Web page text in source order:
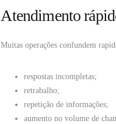
Atendimento
Muitas operações confundem
respostas incompletas;
retrabalho;
repetição de informações;
aumento no volume de